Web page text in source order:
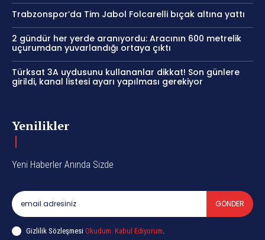
Trabzonspor’da Tim Jabol Folcarelli bıçak altına yattı
2 gündür her yerde aranıyordu: Aracının 600 metrelik
uçurumdan yuvarlandığı ortaya çıktı
Türksat 3A uydusunu kullananlar dikkat! Son günlere
girildi, kanal listesi ayarı yapılması gerekiyor
Yenilikler
Yeni Haberler Anında Sizde
GÖNDER
Gizlilik Sözleşmesi Okudum. Kabul Ediyorum